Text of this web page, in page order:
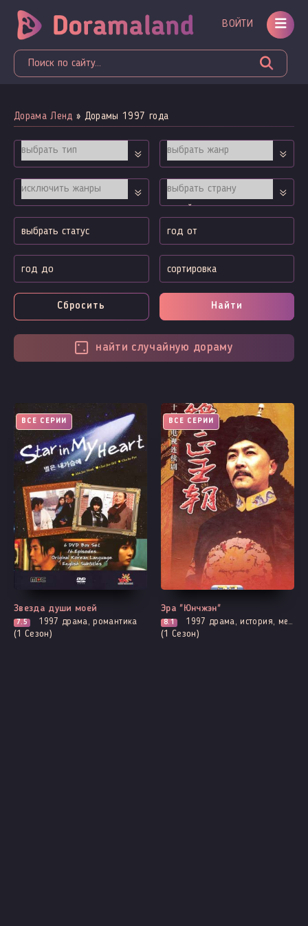
ВОЙТИ
Дорама Ленд » Дорамы 1997 года
ВСЕ СЕРИИ
Звезда души моей
7.5 1997 драма, романтика
(1 Сезон)
ВСЕ СЕРИИ
Эра "Юнчжэн"
8.1 1997 драма, история, мелодрама, политика
(1 Сезон)
Сбросить Найти
найти случайную дораму